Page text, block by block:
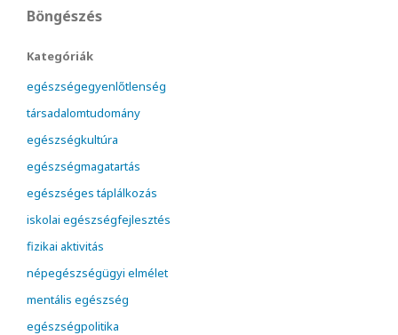
Böngészés
Kategóriák
egészségegyenlőtlenség
társadalomtudomány
egészségkultúra
egészségmagatartás
egészséges táplálkozás
iskolai egészségfejlesztés
fizikai aktivitás
népegészségügyi elmélet
mentális egészség
egészségpolitika